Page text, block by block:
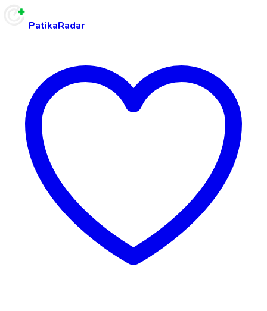
PatikaRadar